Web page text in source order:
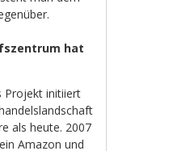
hat
Projekt initiiert
als heute. 2007
Amazon und